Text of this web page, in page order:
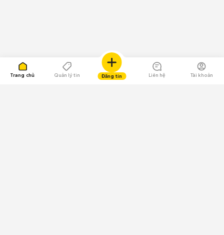
Trang chủ Quản lý tin Đăng tin Liên hệ Tài khoản